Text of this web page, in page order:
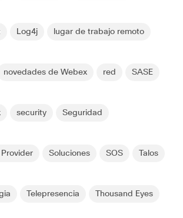
Log4j lugar de trabajo remoto
novedades de Webex red SASE
security Seguridad
Soluciones SOS Talos
Telepresencia Thousand Eyes